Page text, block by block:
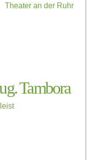
Theater an der Ruhr
Tambora